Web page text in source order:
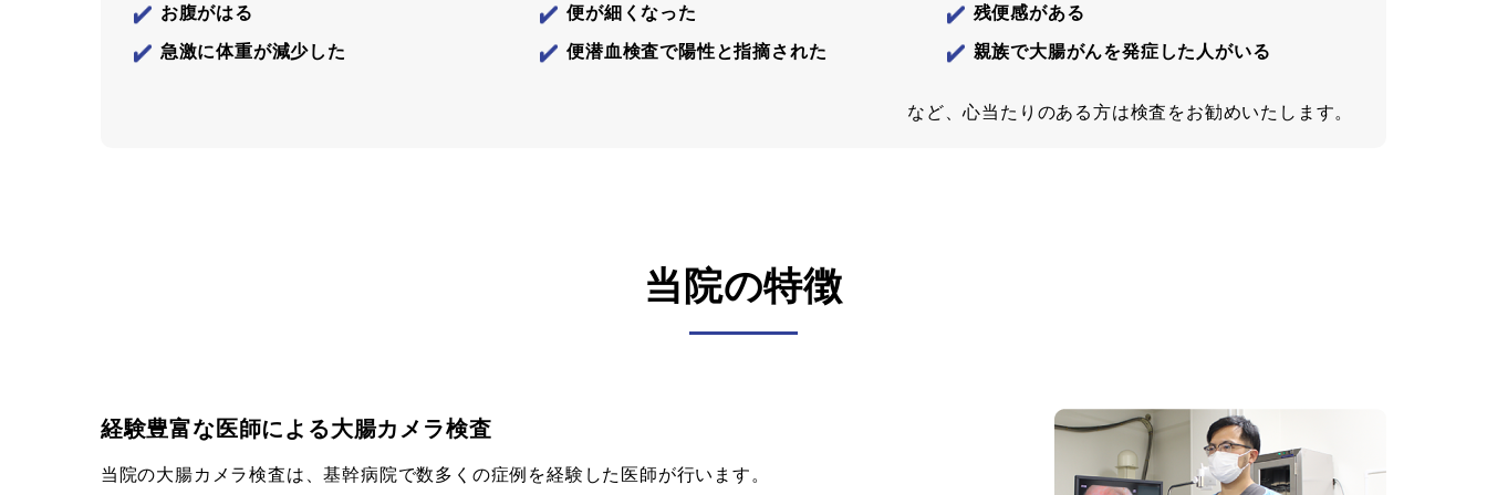
お腹がはる 便が細くなった 残便感がある
急激に体重が減少した 便潜血検査で陽性と指摘された 親族で大腸がんを発症した人がいる
など、心当たりのある方は検査をお勧めいたします。
当院の特徴
経験豊富な医師による大腸カメラ検査
当院の大腸カメラ検査は、基幹病院で数多くの症例を経験した医師が行います。